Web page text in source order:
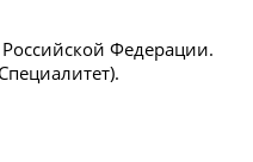
Федерации.